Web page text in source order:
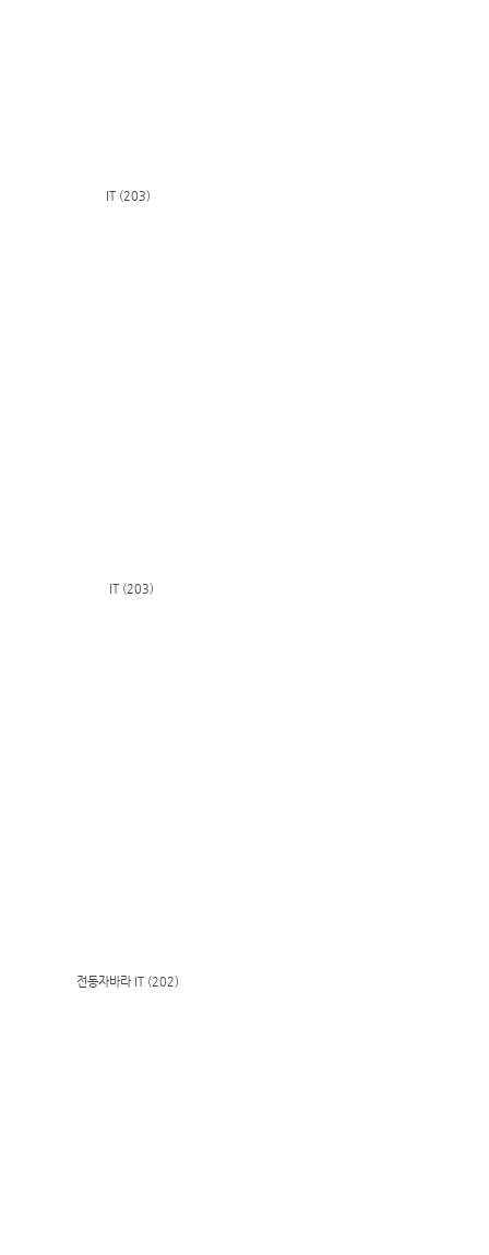
IT (203)
IT (203)
전동자바라 IT (202)